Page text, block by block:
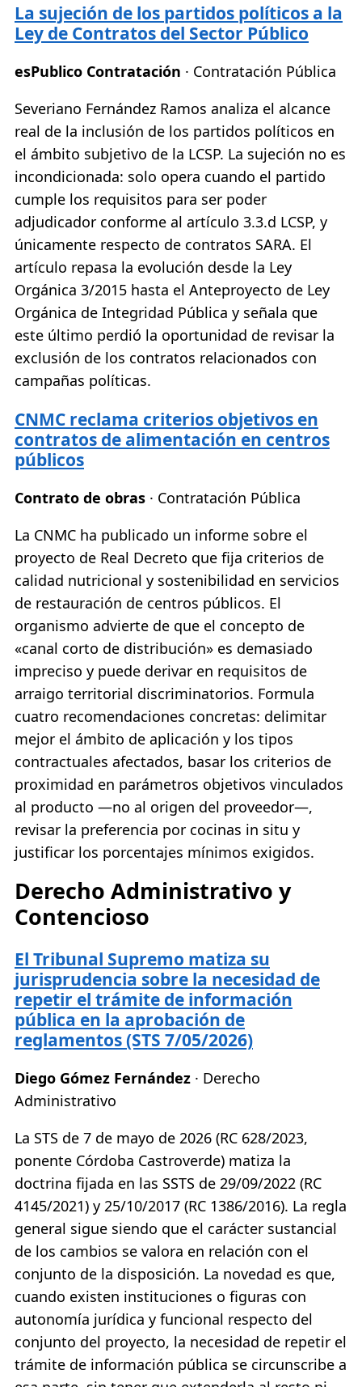
La sujeción de los partidos políticos a la
Ley de Contratos del Sector Público
esPublico Contratación · Contratación Pública
Severiano Fernández Ramos analiza el alcance
real de la inclusión de los partidos políticos en
el ámbito subjetivo de la LCSP. La sujeción no es
incondicionada: solo opera cuando el partido
cumple los requisitos para ser poder
adjudicador conforme al artículo 3.3.d LCSP, y
únicamente respecto de contratos SARA. El
artículo repasa la evolución desde la Ley
Orgánica 3/2015 hasta el Anteproyecto de Ley
Orgánica de Integridad Pública y señala que
este último perdió la oportunidad de revisar la
exclusión de los contratos relacionados con
campañas políticas.
CNMC reclama criterios objetivos en
contratos de alimentación en centros
públicos
Contrato de obras · Contratación Pública
La CNMC ha publicado un informe sobre el
proyecto de Real Decreto que fija criterios de
calidad nutricional y sostenibilidad en servicios
de restauración de centros públicos. El
organismo advierte de que el concepto de
«canal corto de distribución» es demasiado
impreciso y puede derivar en requisitos de
arraigo territorial discriminatorios. Formula
cuatro recomendaciones concretas: delimitar
mejor el ámbito de aplicación y los tipos
contractuales afectados, basar los criterios de
proximidad en parámetros objetivos vinculados
al producto —no al origen del proveedor—,
revisar la preferencia por cocinas in situ y
justificar los porcentajes mínimos exigidos.
Derecho Administrativo y
Contencioso
El Tribunal Supremo matiza su
jurisprudencia sobre la necesidad de
repetir el trámite de información
pública en la aprobación de
reglamentos (STS 7/05/2026)
Diego Gómez Fernández · Derecho
Administrativo
La STS de 7 de mayo de 2026 (RC 628/2023,
ponente Córdoba Castroverde) matiza la
doctrina fijada en las SSTS de 29/09/2022 (RC
4145/2021) y 25/10/2017 (RC 1386/2016). La regla
general sigue siendo que el carácter sustancial
de los cambios se valora en relación con el
conjunto de la disposición. La novedad es que,
cuando existen instituciones o figuras con
autonomía jurídica y funcional respecto del
conjunto del proyecto, la necesidad de repetir el
trámite de información pública se circunscribe a